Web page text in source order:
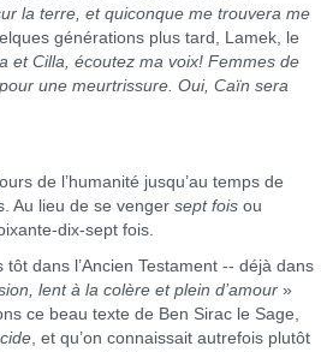
la terre, et quiconque me trouvera me
générations plus tard, Lamek, le
et Cilla, écoutez ma voix! Femmes de
une meurtrissure. Oui, Caïn sera
de l’humanité jusqu’au temps de
Au lieu de se venger sept fois ou
dix-sept fois.
dans l’Ancien Testament -- déjà dans
lent à la colère et plein d’amour »
ce beau texte de Ben Sirac le Sage,
, et qu’on connaissait autrefois plutôt